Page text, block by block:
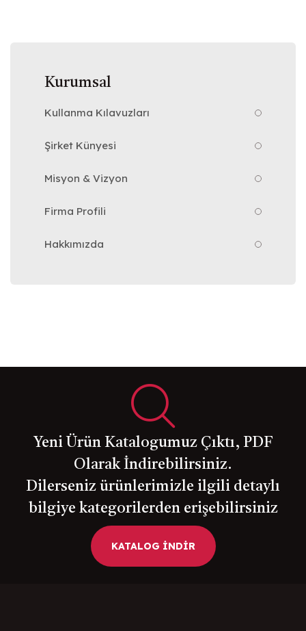
Kurumsal
Kullanma Kılavuzları
Şirket Künyesi
Misyon & Vizyon
Firma Profili
Hakkımızda
Yeni Ürün Katalogumuz Çıktı, PDF
Olarak İndirebilirsiniz.
Dilerseniz ürünlerimizle ilgili detaylı
bilgiye kategorilerden erişebilirsiniz
KATALOG İNDİR